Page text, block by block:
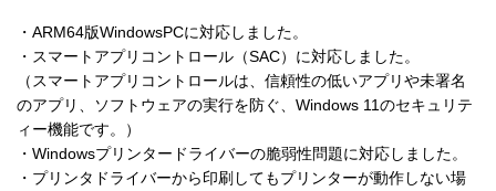
・ARM64版WindowsPCに対応しました。
・スマートアプリコントロール（SAC）に対応しました。
（スマートアプリコントロールは、信頼性の低いアプリや未署名
のアプリ、ソフトウェアの実行を防ぐ、Windows 11のセキュリテ
ィー機能です。）
・Windowsプリンタードライバーの脆弱性問題に対応しました。
・プリンタドライバーから印刷してもプリンターが動作しない場